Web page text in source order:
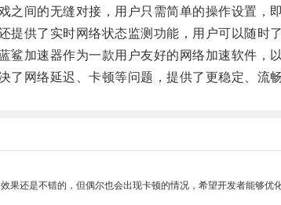
间的无缝对接，用户只需简单的操作设置，即
供了实时网络状态监测功能，用户可以随时了
加速器作为一款用户友好的网络加速软件，
网络延迟、卡顿等问题，提供了更稳定、流
果还是不错的，但偶尔也会出现卡顿的情况，希望开发者能够优化